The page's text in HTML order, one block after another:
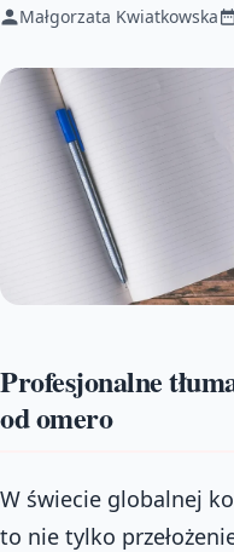
Małgorzata Kwiatkowska
Profesjonalne
od omero
W świecie globalnej
to nie tylko